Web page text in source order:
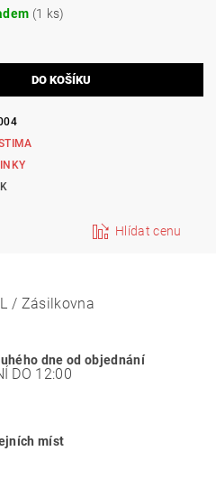
(1 ks)
Hlídat cenu
/ Zásilkovna
dne od objednání
DO 12:00
míst